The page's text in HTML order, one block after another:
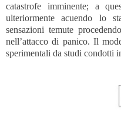
catastrofe imminente; a
ulteriormente acuendo lo
sensazioni temute
nell’attacco di panico. Il
sperimentali da studi condotti